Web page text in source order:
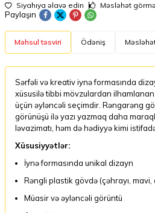
Siyahıya əlavə edin Məsləhət
Paylaşın
Məhsul təsviri Ödəniş
Sərfəli və kreativ iynə formasında
xüsusilə tibbi mövzulardan
üçün əyləncəli seçimdir. Rəngarəng
görünüşü ilə yazı yazmaq daha
ləvazimatı, həm də hədiyyə kimi
Xüsusiyyətlər:
İynə formasında unikal dizayn
Rəngli plastik gövdə (çəhrayı, mavi,
Müasir və əyləncəli görüntü